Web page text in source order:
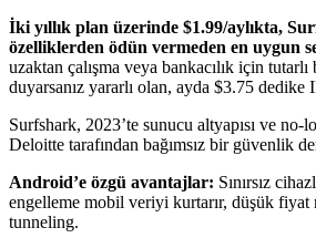
İki yıllık plan üzerinde $1.99/aylıkta,
özelliklerden ödün vermeden en uygun
uzaktan çalışma veya bankacılık için
duyarsanız yararlı olan, ayda $3.75 dedike
Surfshark, 2023’te sunucu altyapısı ve no-
Deloitte tarafından bağımsız bir güvenlik
Android’e özgü avantajlar: Sınırsız
engelleme mobil veriyi kurtarır, düşük fiyat
tunneling.